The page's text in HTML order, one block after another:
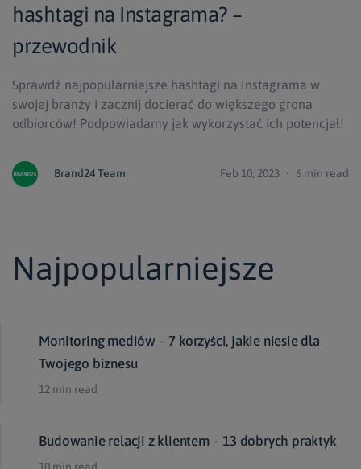
hashtagi na Instagrama? –
przewodnik
Sprawdź najpopularniejsze hashtagi na Instagrama w
swojej branży i zacznij docierać do większego grona
odbiorców! Podpowiadamy jak wykorzystać ich potencjał!
Brand24 Team Feb 10, 2023 ・ 6 min read
Najpopularniejsze
Monitoring mediów – 7 korzyści, jakie niesie dla
Twojego biznesu
12 min read
Budowanie relacji z klientem – 13 dobrych praktyk